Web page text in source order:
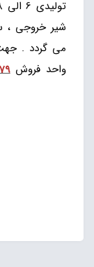
شیر خروجی ،
می گردد .
واحد فروش